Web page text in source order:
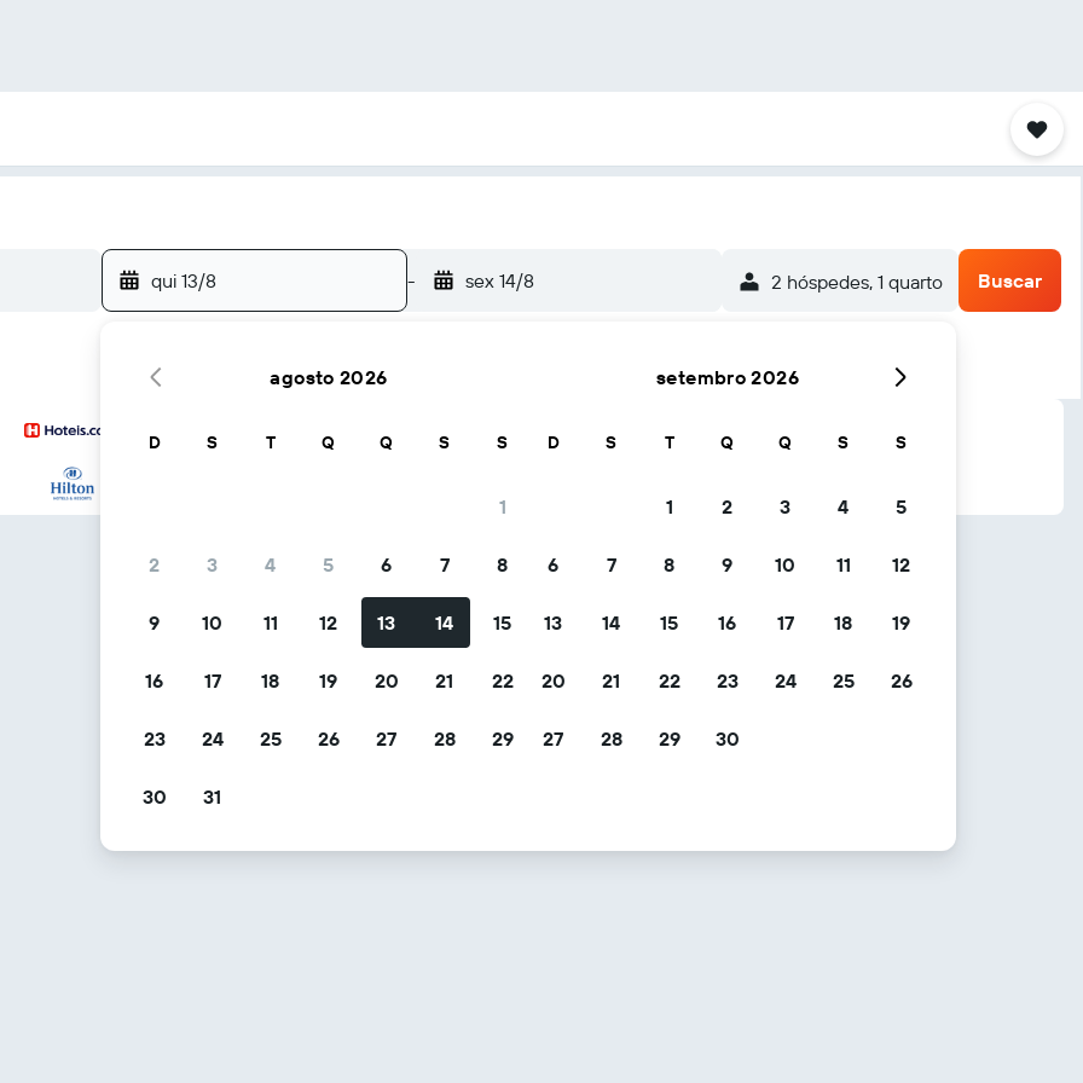
qui 13/8 - sex 14/8 2 hóspedes, 1 quarto Buscar
agosto 2026
D S T Q Q S S
1
2 3 4 5 6 7 8
9 10 11 12 13 14 15
16 17 18 19 20 21 22
23 24 25 26 27 28 29
30 31
setembro 2026
D S T Q Q S S
1 2 3 4 5
6 7 8 9 10 11 12
13 14 15 16 17 18 19
20 21 22 23 24 25 26
27 28 29 30